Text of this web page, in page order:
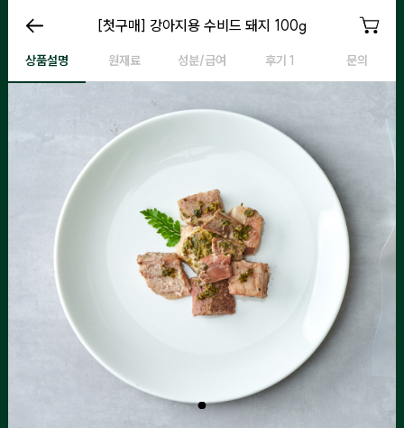
[첫구매] 강아지용 수비드 돼지 100g
[첫구매] 강아지용 수비드 돼지 100g
상품설명 원재료 성분/급여 후기 1 문의
[첫구매] 강아지용 수비드 돼지 100g